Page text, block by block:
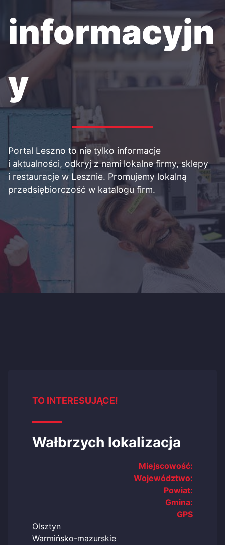
informacyjn
y
Portal Leszno to nie tylko informacje
i aktualności, odkryj z nami lokalne firmy, sklepy
i restauracje w Lesznie. Promujemy lokalną
przedsiębiorczość w katalogu firm.
TO INTERESUJĄCE!
Wałbrzych lokalizacja
Miejscowość:
Województwo:
Powiat:
Gmina:
GPS
Olsztyn
Warmińsko-mazurskie